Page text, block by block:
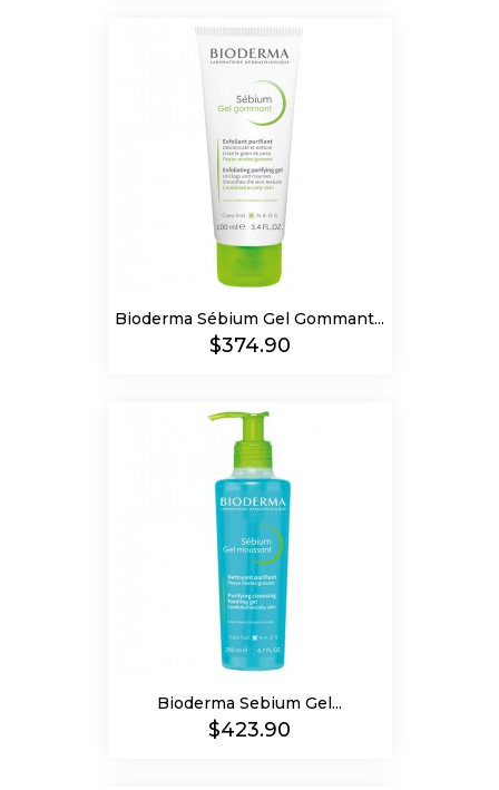
Bioderma Sébium Gel Gommant...
Precio
$374.90
Bioderma Sebium Gel...
Precio
$423.90